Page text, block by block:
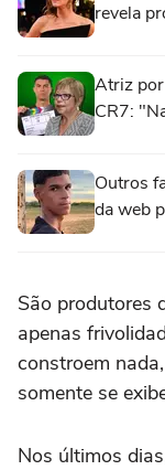
revela
Atriz
CR7:
Outros
da web
São produtores
apenas
constroem
somente se
Nos últimos